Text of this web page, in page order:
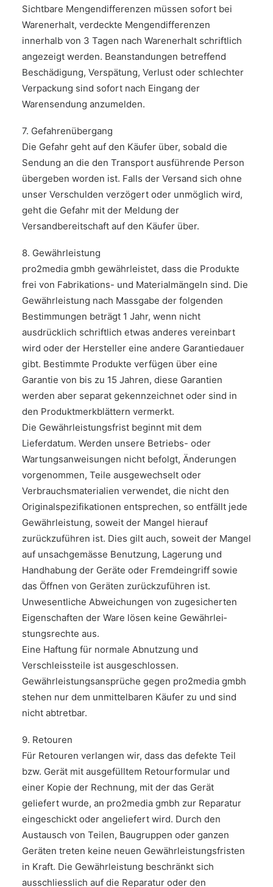
Sichtbare Mengendifferenzen müssen sofort bei
Warenerhalt, verdeckte Mengendifferenzen
innerhalb von 3 Tagen nach Warenerhalt schriftlich
angezeigt werden. Beanstandungen betreffend
Beschädigung, Verspätung, Verlust oder schlechter
Verpackung sind sofort nach Eingang der
Warensendung anzumelden.
7. Gefahrenübergang
Die Gefahr geht auf den Käufer über, sobald die
Sendung an die den Transport ausführende Person
übergeben worden ist. Falls der Versand sich ohne
unser Verschulden verzögert oder unmöglich wird,
geht die Gefahr mit der Meldung der
Versandbereitschaft auf den Käufer über.
8. Gewährleistung
pro2media gmbh gewährleistet, dass die Produkte
frei von Fabrikations- und Materialmängeln sind. Die
Gewährleistung nach Massgabe der folgenden
Bestimmungen beträgt 1 Jahr, wenn nicht
ausdrücklich schriftlich etwas anderes vereinbart
wird oder der Hersteller eine andere Garantiedauer
gibt. Bestimmte Produkte verfügen über eine
Garantie von bis zu 15 Jahren, diese Garantien
werden aber separat gekennzeichnet oder sind in
den Produktmerkblättern vermerkt.
Die Gewährleistungsfrist beginnt mit dem
Lieferdatum. Werden unsere Betriebs- oder
Wartungsanweisungen nicht befolgt, Änderungen
vorgenommen, Teile ausgewechselt oder
Verbrauchsmaterialien verwendet, die nicht den
Originalspezifikationen entsprechen, so entfällt jede
Gewährleistung, soweit der Mangel hierauf
zurückzuführen ist. Dies gilt auch, soweit der Mangel
auf unsachgemässe Benutzung, Lagerung und
Handhabung der Geräte oder Fremdeingriff sowie
das Öffnen von Geräten zurückzuführen ist.
Unwesentliche Abweichungen von zugesicherten
Eigenschaften der Ware lösen keine Gewährlei­
stungsrechte aus.
Eine Haftung für normale Abnutzung und
Verschleissteile ist ausgeschlossen.
Gewährleistungsansprüche gegen pro2media gmbh
stehen nur dem unmittelbaren Käufer zu und sind
nicht abtretbar.
9. Retouren
Für Retouren verlangen wir, dass das defekte Teil
bzw. Gerät mit ausgefülltem Retourformular und
einer Kopie der Rechnung, mit der das Gerät
geliefert wurde, an pro2media gmbh zur Reparatur
eingeschickt oder angeliefert wird. Durch den
Austausch von Teilen, Baugruppen oder ganzen
Geräten treten keine neuen Gewährleistungsfristen
in Kraft. Die Gewährleistung beschränkt sich
ausschliesslich auf die Reparatur oder den